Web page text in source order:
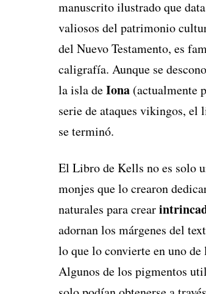
manuscrito ilustrado que
valiosos del patrimonio
del Nuevo Testamento, es
caligrafía. Aunque se
la isla deIona (actualmente
serie de ataques vikingos, el
se terminó.
El Libro de Kells no es solo
monjes que lo crearon
naturales para crear
adornan los márgenes del
lo que lo convierte en uno
Algunos de los pigmentos